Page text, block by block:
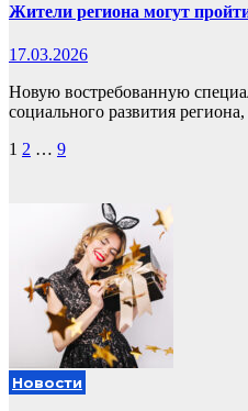
Жители региона могут
17.03.2026
Новую востребованную
социального развития
Пагинация
1 2 … 9
Новости